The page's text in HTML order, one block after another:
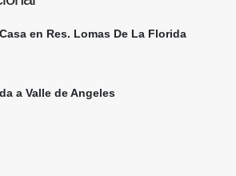
en Res. Lomas De La Florida
a Valle de Angeles